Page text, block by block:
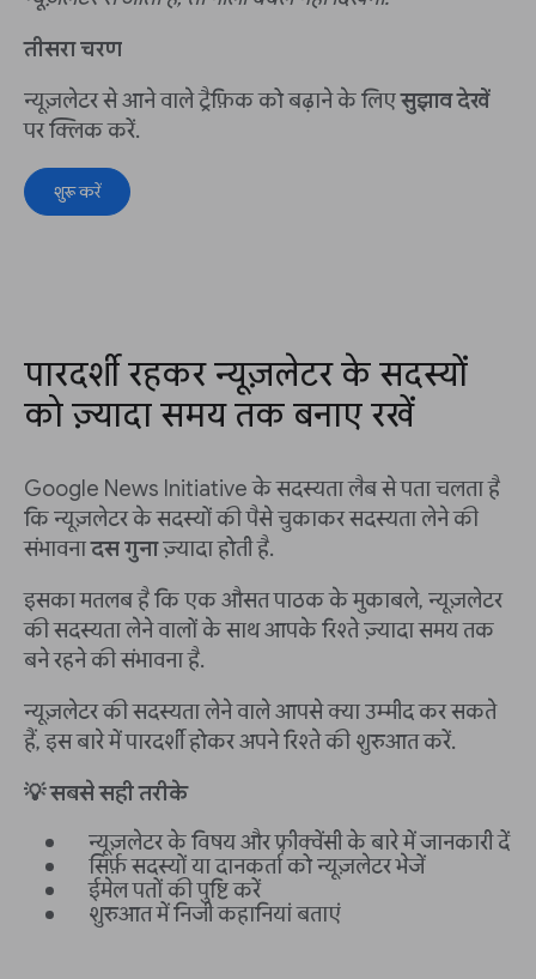
तीसरा चरण
न्यूज़लेटर से आने वाले ट्रैफ़िक को बढ़ाने के लिएसुझाव देखें
पर क्लिक करें.
शुरू करें
पारदर्शी रहकर न्यूज़लेटर के सदस्यों
को ज़्यादा समय तक बनाए रखें
Google News Initiative के सदस्यता लैब से पता चलता है
कि न्यूज़लेटर के सदस्यों की पैसे चुकाकर सदस्यता लेने की
संभावनादस गुनाज़्यादा होती है.
इसका मतलब है कि एक औसत पाठक के मुकाबले, न्यूज़लेटर
की सदस्यता लेने वालों के साथ आपके रिश्ते ज़्यादा समय तक
बने रहने की संभावना है.
न्यूज़लेटर की सदस्यता लेने वाले आपसे क्या उम्मीद कर सकते
हैं, इस बारे में पारदर्शी होकर अपने रिश्ते की शुरुआत करें.
💡 सबसे सही तरीके
न्यूज़लेटर के विषय और फ़्रीक्वेंसी के बारे में जानकारी दें
सिर्फ़ सदस्यों या दानकर्ता को न्यूज़लेटर भेजें
ईमेल पतों की पुष्टि करें
शुरुआत में निजी कहानियां बताएं